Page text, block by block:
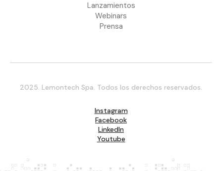
Lanzamientos
Webinars
Prensa
2025. Lemontech Spa. Todos los derechos reservados.
Instagram
Facebook
LinkedIn
Youtube